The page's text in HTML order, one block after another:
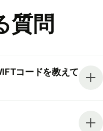
質問
コードを教えて